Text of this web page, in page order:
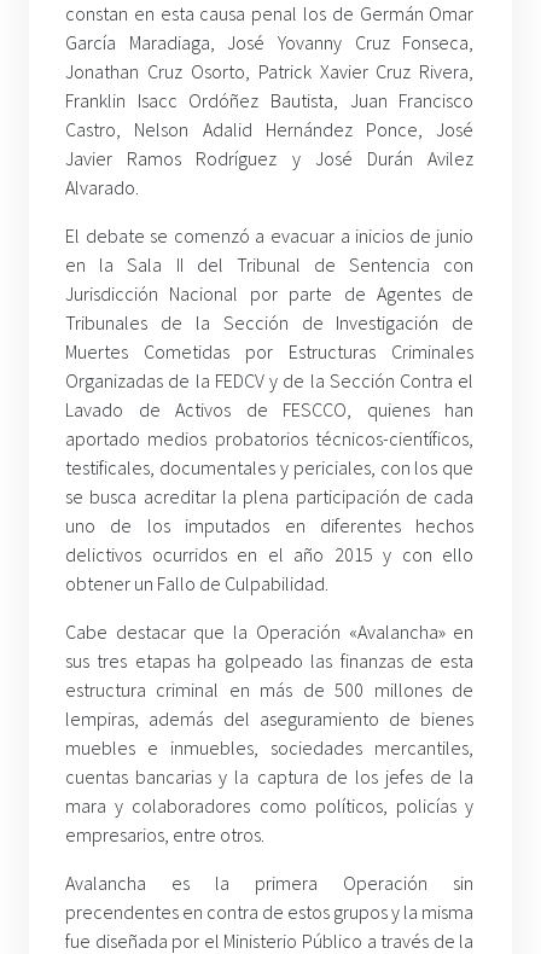
constan en esta causa penal los de Germán Omar
García Maradiaga, José Yovanny Cruz Fonseca,
Jonathan Cruz Osorto, Patrick Xavier Cruz Rivera,
Franklin Isacc Ordóñez Bautista, Juan Francisco
Castro, Nelson Adalid Hernández Ponce, José
Javier Ramos Rodríguez y José Durán Avilez
Alvarado.
El debate se comenzó a evacuar a inicios de junio
en la Sala II del Tribunal de Sentencia con
Jurisdicción Nacional por parte de Agentes de
Tribunales de la Sección de Investigación de
Muertes Cometidas por Estructuras Criminales
Organizadas de la FEDCV y de la Sección Contra el
Lavado de Activos de FESCCO, quienes han
aportado medios probatorios técnicos-científicos,
testificales, documentales y periciales, con los que
se busca acreditar la plena participación de cada
uno de los imputados en diferentes hechos
delictivos ocurridos en el año 2015 y con ello
obtener un Fallo de Culpabilidad.
Cabe destacar que la Operación «Avalancha» en
sus tres etapas ha golpeado las finanzas de esta
estructura criminal en más de 500 millones de
lempiras, además del aseguramiento de bienes
muebles e inmuebles, sociedades mercantiles,
cuentas bancarias y la captura de los jefes de la
mara y colaboradores como políticos, policías y
empresarios, entre otros.
Avalancha es la primera Operación sin
precendentes en contra de estos grupos y la misma
fue diseñada por el Ministerio Público a través de la